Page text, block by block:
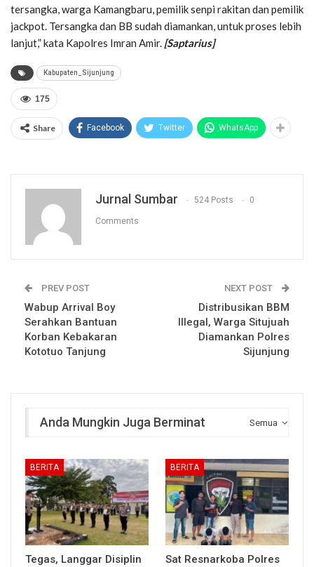
tersangka, warga Kamangbaru, pemilik senpi rakitan dan pemilik
jackpot. Tersangka dan BB sudah diamankan, untuk proses lebih
lanjut,” kata Kapolres Imran Amir. [Saptarius]
Kabupaten_Sijunjung
175
Share Facebook Twitter WhatsApp
Jurnal Sumbar 524 Posts 0
Comments
PREV POST
Wabup Arrival Boy
Serahkan Bantuan
Korban Kebakaran
Kototuo Tanjung
NEXT POST
Distribusikan BBM
Illegal, Warga Situjuah
Diamankan Polres
Sijunjung
Semua
Anda Mungkin Juga Berminat
BERITA
Tegas, Langgar Disiplin
BERITA
Sat Resnarkoba Polres